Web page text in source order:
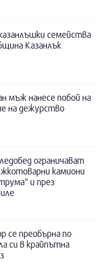
семейства
Казанлък
мъж нанесе побой на
на дежурство
ограничават
камиони
и през
се преобърна по
си в крайпътна